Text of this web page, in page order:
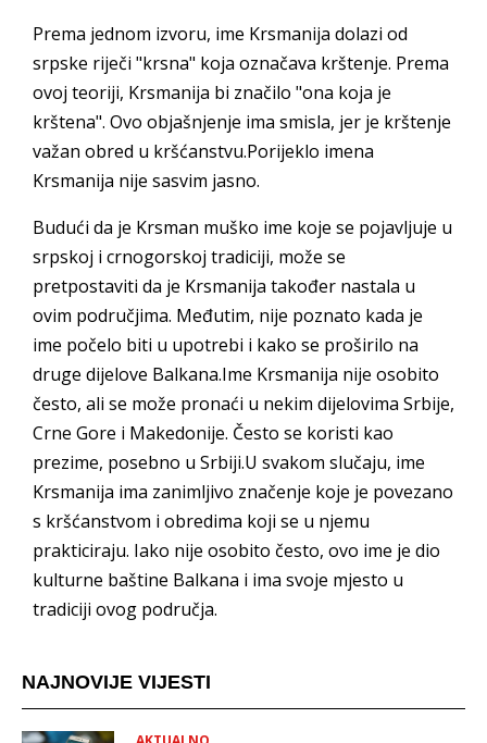
Prema jednom izvoru, ime Krsmanija dolazi od
srpske riječi "krsna" koja označava krštenje. Prema
ovoj teoriji, Krsmanija bi značilo "ona koja je
krštena". Ovo objašnjenje ima smisla, jer je krštenje
važan obred u kršćanstvu.Porijeklo imena
Krsmanija nije sasvim jasno.
Budući da je Krsman muško ime koje se pojavljuje u
srpskoj i crnogorskoj tradiciji, može se
pretpostaviti da je Krsmanija također nastala u
ovim područjima. Međutim, nije poznato kada je
ime počelo biti u upotrebi i kako se proširilo na
druge dijelove Balkana.Ime Krsmanija nije osobito
često, ali se može pronaći u nekim dijelovima Srbije,
Crne Gore i Makedonije. Često se koristi kao
prezime, posebno u Srbiji.U svakom slučaju, ime
Krsmanija ima zanimljivo značenje koje je povezano
s kršćanstvom i obredima koji se u njemu
prakticiraju. Iako nije osobito često, ovo ime je dio
kulturne baštine Balkana i ima svoje mjesto u
tradiciji ovog područja.
NAJNOVIJE VIJESTI